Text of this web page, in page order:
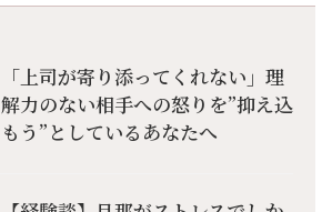
「上司が寄り添ってくれない」理
解力のない相手への怒りを”抑え込
もう”としているあなたへ